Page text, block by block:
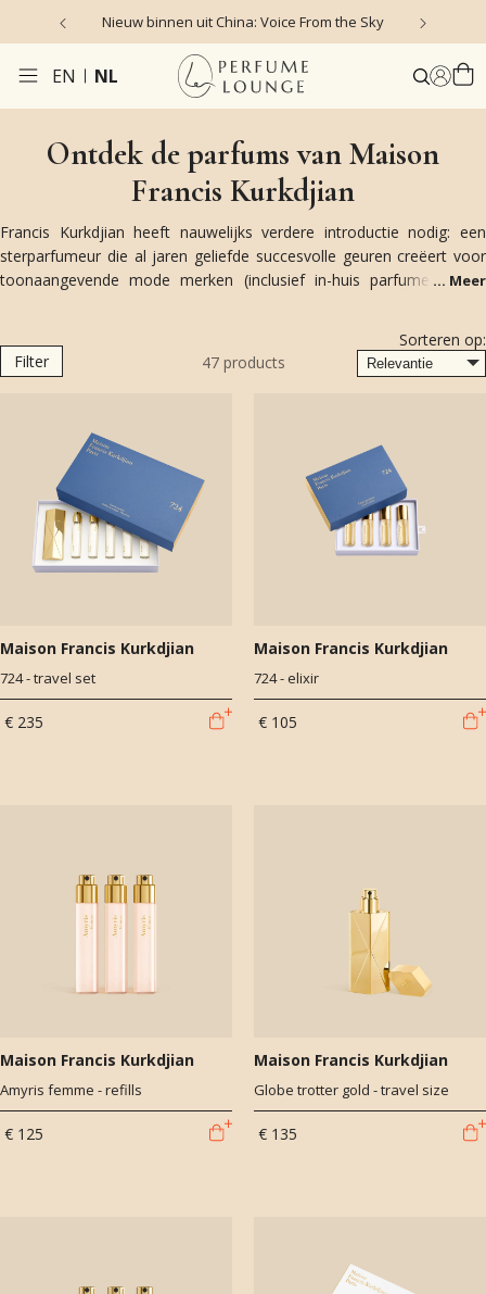
Nieuw binnen uit China: Voice From the Sky
EN NL
Ontdek de parfums van Maison
Francis Kurkdjian
Francis Kurkdjian heeft nauwelijks verdere introductie nodig: een
sterparfumeur die al jaren geliefde succesvolle geuren creëert voor
toonaangevende mode merken (inclusief in-huis parfumeur voor
elegantie weet Kurkdjian de twee culturen van zijn Frans-Armeense
afkomst te combineren in geuren met een natuurlijke rijkdom.
waaronder het geliefde
enGrand Soir
opgebouwd als een parfum-garderobe voor verschillende
momenten, emoties en stemmingen. Perfume Lounge haalde dit
mooie merk in 2009 naar Nederland en is het eerste erkende
verkooppunt van Maison Francis Kurkdjian.
... Meer
Filter 47 products
Sorteren op:
Maison Francis Kurkdjian
724 - travel set
€ 235
Maison Francis Kurkdjian
724 - elixir
€ 105
Maison Francis Kurkdjian
Amyris femme - refills
€ 125
Maison Francis Kurkdjian
Globe trotter gold - travel size
€ 135